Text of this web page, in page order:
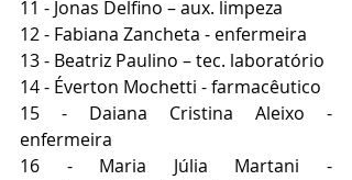
11 - Jonas Delfino – aux. limpeza
12 - Fabiana Zancheta - enfermeira
13 - Beatriz Paulino – tec. laboratório
14 - Éverton Mochetti - farmacêutico
15 - Daiana Cristina Aleixo -
enfermeira
16 - Maria Júlia Martani -